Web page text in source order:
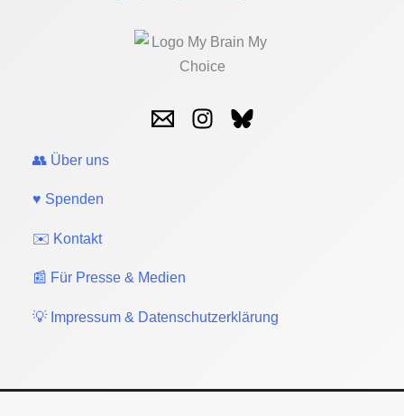
👥 Über uns
♥️ Spenden
✉️ Kontakt
📰 Für Presse & Medien
💡 Impressum & Datenschutzerklärung